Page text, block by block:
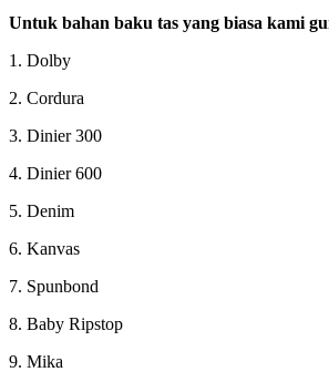
Untuk bahan baku tas yang biasa kami
1. Dolby
2. Cordura
3. Dinier 300
4. Dinier 600
5. Denim
6. Kanvas
7. Spunbond
8. Baby Ripstop
9. Mika